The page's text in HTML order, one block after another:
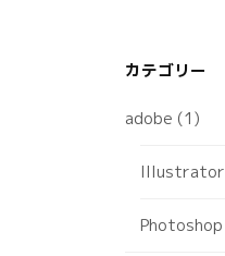
カテゴリー
adobe (1)
Illustrator
Photoshop